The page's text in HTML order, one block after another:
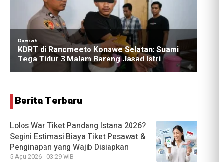
Berita Terbaru
Lolos War Tiket Pandang Istana 2026?
Segini Estimasi Biaya Tiket Pesawat &
Penginapan yang Wajib Disiapkan
5 Agu 2026 - 03:29 WIB